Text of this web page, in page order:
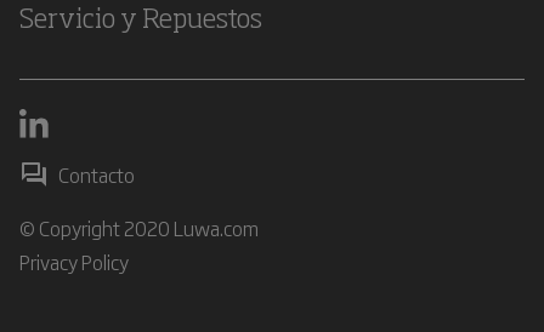
Servicio y Repuestos
Contacto
© Copyright 2020 Luwa.com
Privacy Policy